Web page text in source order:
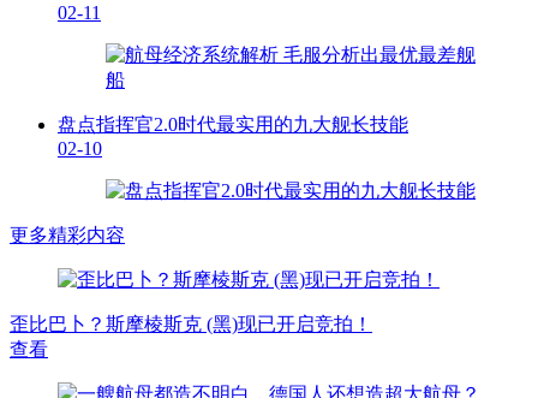
02-11
盘点指挥官2.0时代最实用的九大舰长技能
02-10
更多精彩内容
歪比巴卜？斯摩棱斯克 (黑)现已开启竞拍！
查看